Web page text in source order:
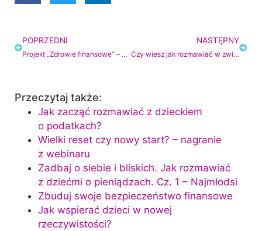
POPRZEDNI
Projekt „Zdrowie finansowe” – ma już rok!
NASTĘPNY
Czy wiesz jak rozmawiać w związku o pieniądzach?
Przeczytaj także:
Jak zacząć rozmawiać z dzieckiem
o podatkach?
Wielki reset czy nowy start? – nagranie
z webinaru
Zadbaj o siebie i bliskich. Jak rozmawiać
z dziećmi o pieniądzach. Cz. 1 – Najmłodsi
Zbuduj swoje bezpieczeństwo finansowe
Jak wspierać dzieci w nowej
rzeczywistości?